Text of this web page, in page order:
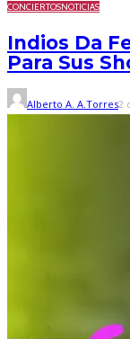
CONCIERTOSNOTICIAS
Indios Da
Para Sus
Alberto A. A.Torres2